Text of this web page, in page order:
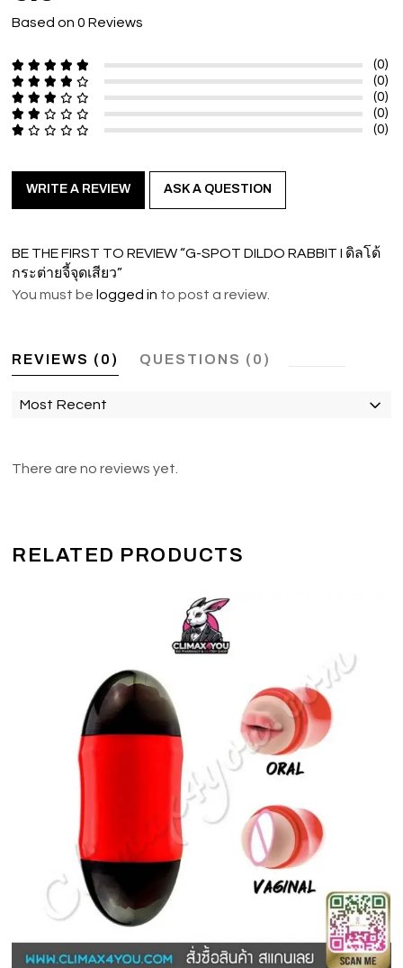
Based on 0 Reviews
(0)
(0)
(0)
(0)
(0)
WRITE A REVIEW ASK A QUESTION
BE THE FIRST TO REVIEW “G-SPOT DILDO RABBIT I ดิลโด้
กระต่ายจี้จุดเสียว”
You must be logged in to post a review.
REVIEWS (0) QUESTIONS (0)
Most Recent
There are no reviews yet.
RELATED PRODUCTS